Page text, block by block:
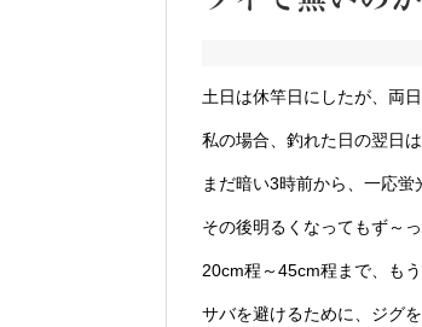
土日は休竿日にしたが、両
私の場合、釣れた日の翌日
まだ暗い3時前から、一応蛍
その後明るくなってもず～
20cm程～45cm程まで、も
サバを避けるために、ジグ